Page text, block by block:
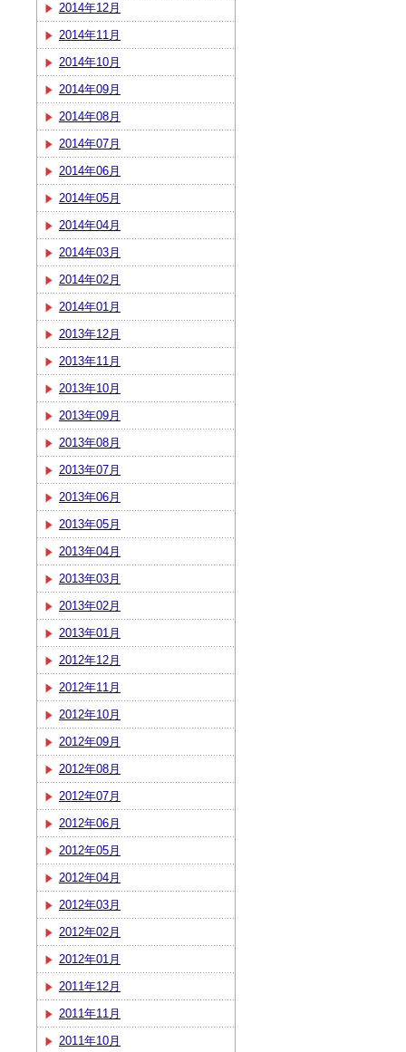
2014年12月
2014年11月
2014年10月
2014年09月
2014年08月
2014年07月
2014年06月
2014年05月
2014年04月
2014年03月
2014年02月
2014年01月
2013年12月
2013年11月
2013年10月
2013年09月
2013年08月
2013年07月
2013年06月
2013年05月
2013年04月
2013年03月
2013年02月
2013年01月
2012年12月
2012年11月
2012年10月
2012年09月
2012年08月
2012年07月
2012年06月
2012年05月
2012年04月
2012年03月
2012年02月
2012年01月
2011年12月
2011年11月
2011年10月